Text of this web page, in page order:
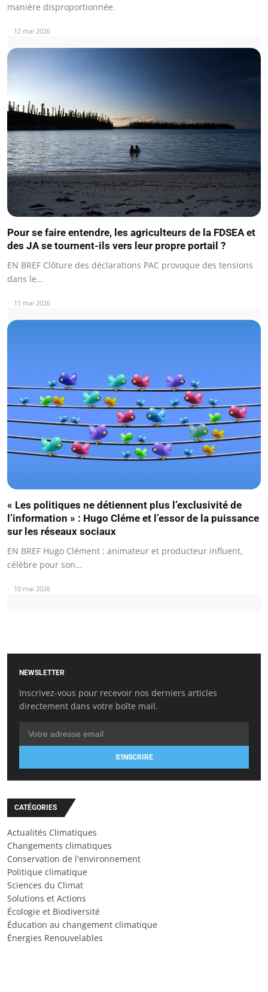
manière disproportionnée.
12 mai 2026
Pour se faire entendre, les agriculteurs de la FDSEA et
des JA se tournent-ils vers leur propre portail ?
EN BREF Clôture des déclarations PAC provoque des tensions
dans le…
11 mai 2026
« Les politiques ne détiennent plus l’exclusivité de
l’information » : Hugo Cléme et l’essor de la puissance
sur les réseaux sociaux
EN BREF Hugo Clément : animateur et producteur influent,
célèbre pour son…
10 mai 2026
NEWSLETTER
Inscrivez-vous pour recevoir nos derniers articles
directement dans votre boîte mail.
S'INSCRIRE
CATÉGORIES
Actualités Climatiques
Changements climatiques
Conservation de l'environnement
Politique climatique
Sciences du Climat
Solutions et Actions
Écologie et Biodiversité
Éducation au changement climatique
Énergies Renouvelables